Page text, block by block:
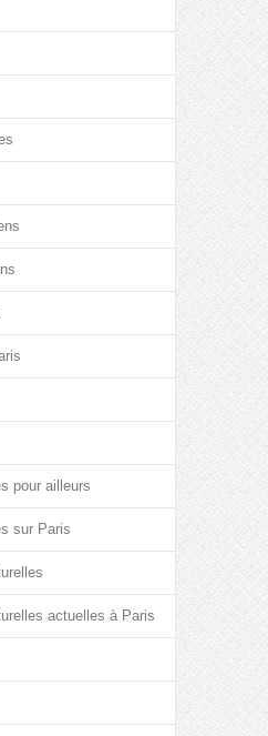
pour ailleurs
sur Paris
actuelles à Paris